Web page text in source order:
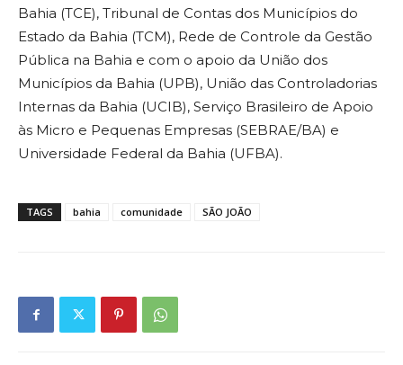
Bahia (TCE), Tribunal de Contas dos Municípios do
Estado da Bahia (TCM), Rede de Controle da Gestão
Pública na Bahia e com o apoio da União dos
Municípios da Bahia (UPB), União das Controladorias
Internas da Bahia (UCIB), Serviço Brasileiro de Apoio
às Micro e Pequenas Empresas (SEBRAE/BA) e
Universidade Federal da Bahia (UFBA).
TAGS bahia comunidade SÃO JOÃO